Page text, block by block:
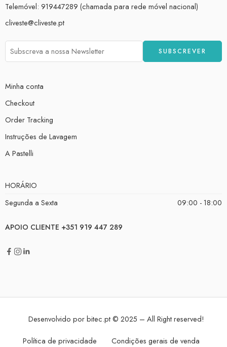
Telemóvel: 919447289 (chamada para rede móvel nacional)
cliveste@cliveste.pt
Minha conta
Checkout
Order Tracking
Instruções de Lavagem
A Pastelli
HORÁRIO
Segunda a Sexta
09:00 - 18:00
APOIO CLIENTE +351 919 447 289
Desenvolvido porbitec.pt© 2025 – All Right reserved!
Política de privacidade Condições gerais de venda